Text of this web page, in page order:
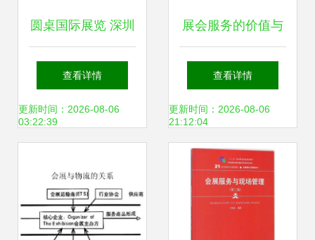
圆桌国际展览 深圳
展会搭建与专业会
展服务的领军者
查看详情
更新时间：2026-08-06
03:22:39
展会服务的价值与
实操指南
查看详情
更新时间：2026-08-06
21:12:04